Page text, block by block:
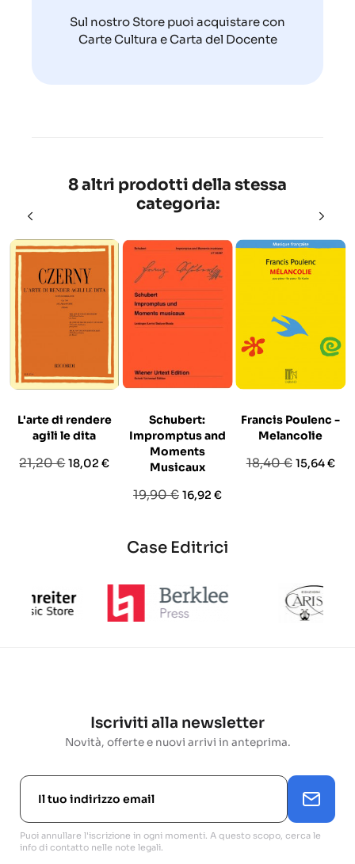
Sul nostro Store puoi acquistare con
Carte Cultura e Carta del Docente
8 altri prodotti della stessa
categoria:
L'arte di rendere
agili le dita
Prezzo
21,20 €Prezzo
18,02 €
Schubert:
Impromptus and
Moments
Musicaux
Prezzo
19,90 € Prezzo
16,92 €
Francis Poulenc -
Melancolie
Prezzo
18,40 € Prezzo
15,64 €
Case Editrici
Iscriviti alla newsletter
Novità, offerte e nuovi arrivi in anteprima.
Puoi annullare l'iscrizione in ogni momenti. A questo scopo, cerca le
info di contatto nelle note legali.